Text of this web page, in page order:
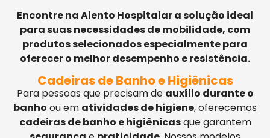
Encontre na Alento Hospitalar a solução ideal
para suas necessidades de mobilidade, com
produtos selecionados especialmente para
oferecer o melhor desempenho e resistência.
Cadeiras de Banho e Higiênicas
Para pessoas que precisam de auxílio durante o
banho ou em atividades de higiene, oferecemos
cadeiras de banho e higiênicasque garantem